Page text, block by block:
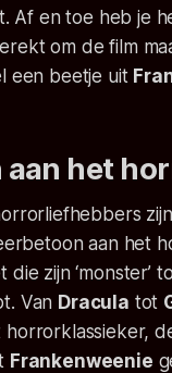
Af en toe heb je
om de film
een beetje uit
aan het
aan het
die zijn
Van Dracula tot
Frankenweenie